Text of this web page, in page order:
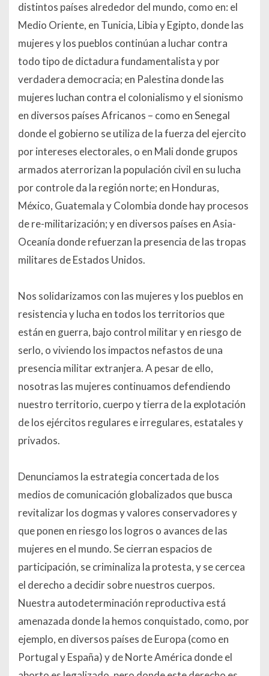
distintos países alrededor del mundo, como en: el
Medio Oriente, en Tunicia, Libia y Egipto, donde las
mujeres y los pueblos continúan a luchar contra
todo tipo de dictadura fundamentalista y por
verdadera democracia; en Palestina donde las
mujeres luchan contra el colonialismo y el sionismo
en diversos países Africanos – como en Senegal
donde el gobierno se utiliza de la fuerza del ejercito
por intereses electorales, o en Mali donde grupos
armados aterrorizan la populación civil en su lucha
por controle da la región norte; en Honduras,
México, Guatemala y Colombia donde hay procesos
de re-militarización; y en diversos países en Asia-
Oceanía donde refuerzan la presencia de las tropas
militares de Estados Unidos.
Nos solidarizamos con las mujeres y los pueblos en
resistencia y lucha en todos los territorios que
están en guerra, bajo control militar y en riesgo de
serlo, o viviendo los impactos nefastos de una
presencia militar extranjera. A pesar de ello,
nosotras las mujeres continuamos defendiendo
nuestro territorio, cuerpo y tierra de la explotación
de los ejércitos regulares e irregulares, estatales y
privados.
Denunciamos la estrategia concertada de los
medios de comunicación globalizados que busca
revitalizar los dogmas y valores conservadores y
que ponen en riesgo los logros o avances de las
mujeres en el mundo. Se cierran espacios de
participación, se criminaliza la protesta, y se cercea
el derecho a decidir sobre nuestros cuerpos.
Nuestra autodeterminación reproductiva está
amenazada donde la hemos conquistado, como, por
ejemplo, en diversos países de Europa (como en
Portugal y España) y de Norte América donde el